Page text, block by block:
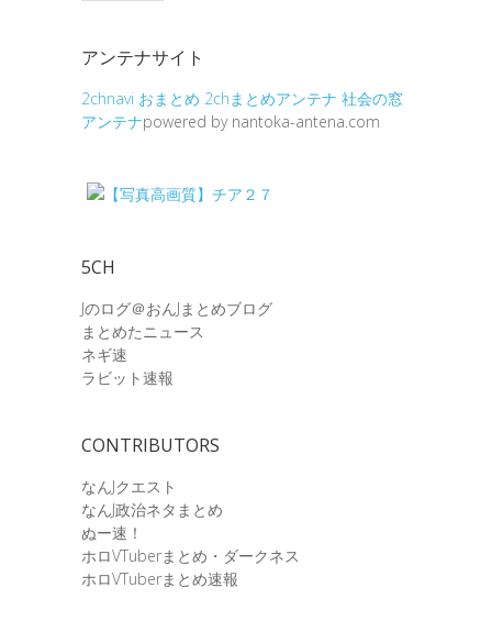
アンテナサイト
2chnavi おまとめ 2chまとめアンテナ 社会の窓
アンテナpowered by nantoka-antena.com
5CH
Jのログ＠おんJまとめブログ
まとめたニュース
ネギ速
ラビット速報
CONTRIBUTORS
なんJクエスト
なんJ政治ネタまとめ
ぬー速！
ホロVTuberまとめ・ダークネス
ホロVTuberまとめ速報